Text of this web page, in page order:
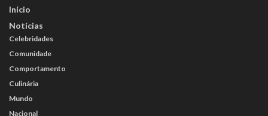
Início
Notícias
Celebridades
Comunidade
Comportamento
Culinária
Mundo
Nacional